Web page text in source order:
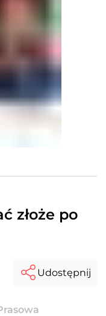
złoże po
Udostępnij